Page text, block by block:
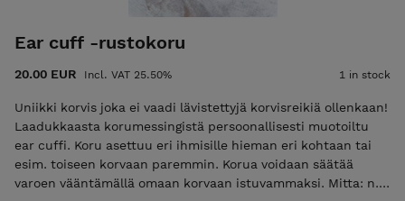
Ear cuff -rustokoru
20.00 EUR Incl. VAT 25.50% 1 in stock
Uniikki korvis joka ei vaadi lävistettyjä korvisreikiä ollenkaan!
Laadukkaasta korumessingistä persoonallisesti muotoiltu
ear cuffi. Koru asettuu eri ihmisille hieman eri kohtaan tai
esim. toiseen korvaan paremmin. Korua voidaan säätää
varoen vääntämällä omaan korvaan istuvammaksi. Mitta: n.